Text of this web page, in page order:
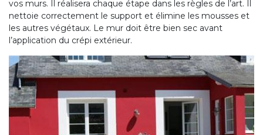
vos murs. Il réalisera chaque étape dans les règles de l’art. Il
nettoie correctement le support et élimine les mousses et
les autres végétaux. Le mur doit être bien sec avant
l’application du crépi extérieur.